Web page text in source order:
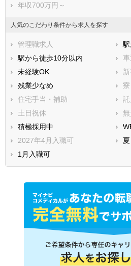
年収700万円～
人気のこだわり条件から求人を探す
管理職求人
駅から徒歩10分以内
未経験OK
残業少なめ
住宅手当・補助
土日祝休
積極採用中
2027年4月入職可
1月入職可